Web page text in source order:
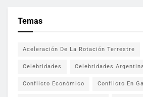
Temas
Aceleración De La Rotación Terrestre
Celebridades Celebridades
Conflicto Económico Conflicto En